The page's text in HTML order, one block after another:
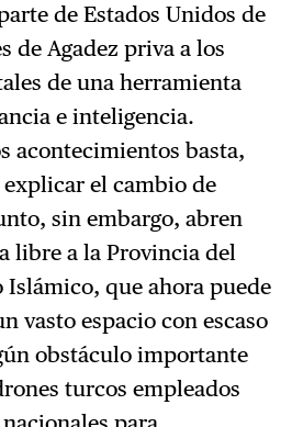
de Estados Unidos de
de Agadez priva a los
de una herramienta
e inteligencia.
acontecimientos basta,
el cambio de
sin embargo, abren
libre a la Provincia del
Islámico, que ahora puede
vasto espacio con escaso
obstáculo importante
turcos empleados